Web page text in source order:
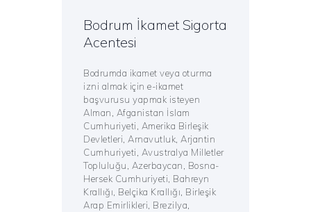
Bodrum İkamet Sigorta
Acentesi
Bodrumda ikamet veya oturma
izni almak için e-ikamet
başvurusu yapmak isteyen
Alman, Afganistan İslam
Cumhuriyeti, Amerika Birleşik
Devletleri, Arnavutluk, Arjantin
Cumhuriyeti, Avustralya Milletler
Topluluğu, Azerbaycan, Bosna-
Hersek Cumhuriyeti, Bahreyn
Krallığı, Belçika Krallığı, Birleşik
Arap Emirlikleri, Brezilya,